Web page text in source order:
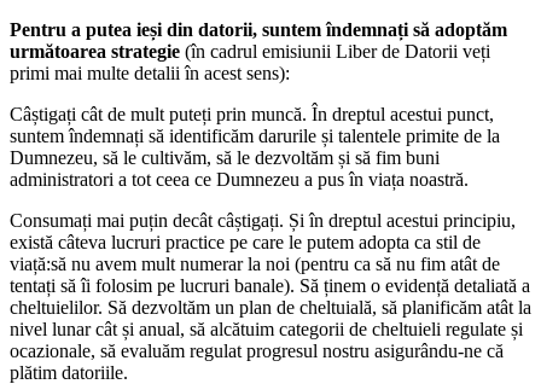
Pentru a putea ieși din datorii, suntem îndemnați să adoptăm
următoarea strategie (în cadrul emisiunii Liber de Datorii veți
primi mai multe detalii în acest sens):
Câștigați cât de mult puteți prin muncă. În dreptul acestui punct,
suntem îndemnați să identificăm darurile și talentele primite de la
Dumnezeu, să le cultivăm, să le dezvoltăm și să fim buni
administratori a tot ceea ce Dumnezeu a pus în viața noastră.
Consumați mai puțin decât câștigați. Și în dreptul acestui principiu,
există câteva lucruri practice pe care le putem adopta ca stil de
viață:să nu avem mult numerar la noi (pentru ca să nu fim atât de
tentați să îi folosim pe lucruri banale). Să ținem o evidență detaliată a
cheltuielilor. Să dezvoltăm un plan de cheltuială, să planificăm atât la
nivel lunar cât și anual, să alcătuim categorii de cheltuieli regulate și
ocazionale, să evaluăm regulat progresul nostru asigurându-ne că
plătim datoriile.